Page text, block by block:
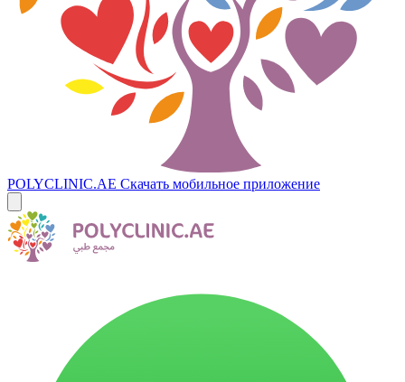
POLYCLINIC.AE Скачать мобильное приложение